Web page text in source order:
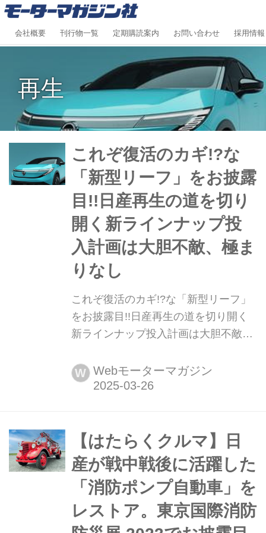
会社概要 刊行物一覧 定期購読案内 お問い合わせ 採用情報
再生
これぞ復活のカギ!?な
「新型リーフ」をお披露
目!!日産再生の道を切り
開く新ラインナップ投
入計画は大胆不敵、極ま
りなし
これぞ復活のカギ!?な「新型リーフ」
をお披露目!!日産再生の道を切り開く
新ラインナップ投入計画は大胆不敵、
るかのように、日産がメディアに向け
て新商品と新技術投入し関する計画の
むターンアラウンド(事業再生)を支え
るさまざまな「可能性」。大胆不敵な
コンセプトに則ったデザイン、革新的
なテクノロジー...
W Webモーターマガジン
【はたらくクルマ】日
産が戦中戦後に活躍した
「消防ポンプ自動車」を
レストア。東京国際消防